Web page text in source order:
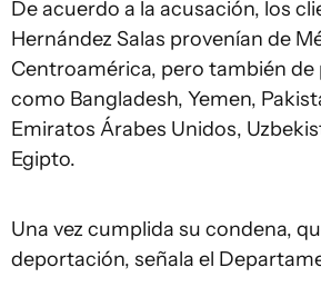
De acuerdo a la acusación, los
Hernández Salas provenían de
Centroamérica, pero también de
como Bangladesh, Yemen,
Emiratos Árabes Unidos,
Egipto.
Una vez cumplida su condena,
deportación, señala el